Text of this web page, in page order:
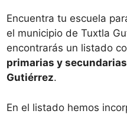
Encuentra tu escuela
el municipio de Tuxtla
encontrarás un listado
primarias y
Gutiérrez.
En el listado hemos